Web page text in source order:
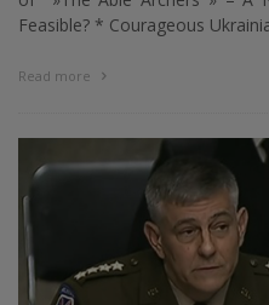
Feasible? * Courageous
Read more